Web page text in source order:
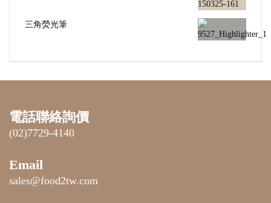
三角熒光筆
電話聯絡詢價
(02)7729-4140
Email
sales@food2tw.com